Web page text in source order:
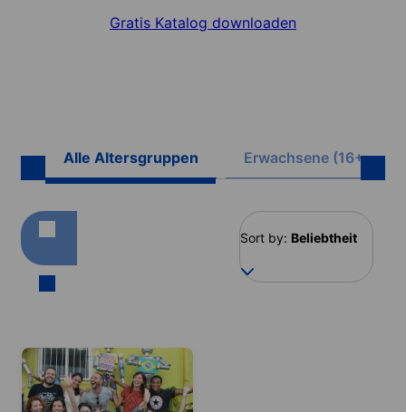
Gratis Katalog downloaden
Alle Altersgruppen Erwachsene (16+)
Sort by: Beliebtheit